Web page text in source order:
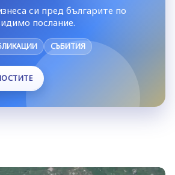
си пред българите по
послание.
СЪБИТИЯ